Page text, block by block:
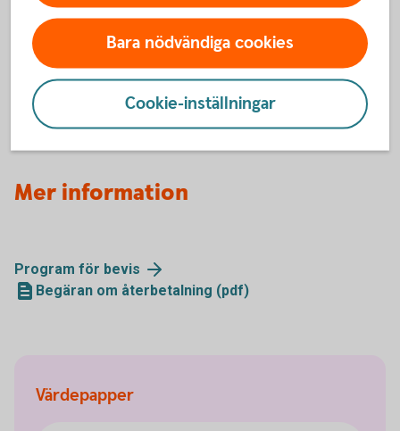
2021-12-15, Swedbank stänger ned några av sina
börshandlade certifikat (pdf)
2018-10-05, sista handelsdag för BULL FINGB X5SW
2 och BULL FINGB X8SW 2 (pdf)
2017-12-01, Bull&Bear certifikat byter handelsplats
till first North (pdf)
Mer information
Program för bevis
Begäran om återbetalning (pdf)
Värdepapper
Bara nödvändiga cookies
Cookie-inställningar